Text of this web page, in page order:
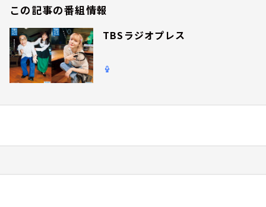
この記事の番組情報
TBSラジオプレス